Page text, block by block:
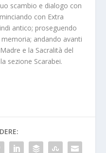
scambio e dialogo con
con Extra
antico; proseguendo
memoria; andando avanti
e la Sacralità del
sezione Scarabei.